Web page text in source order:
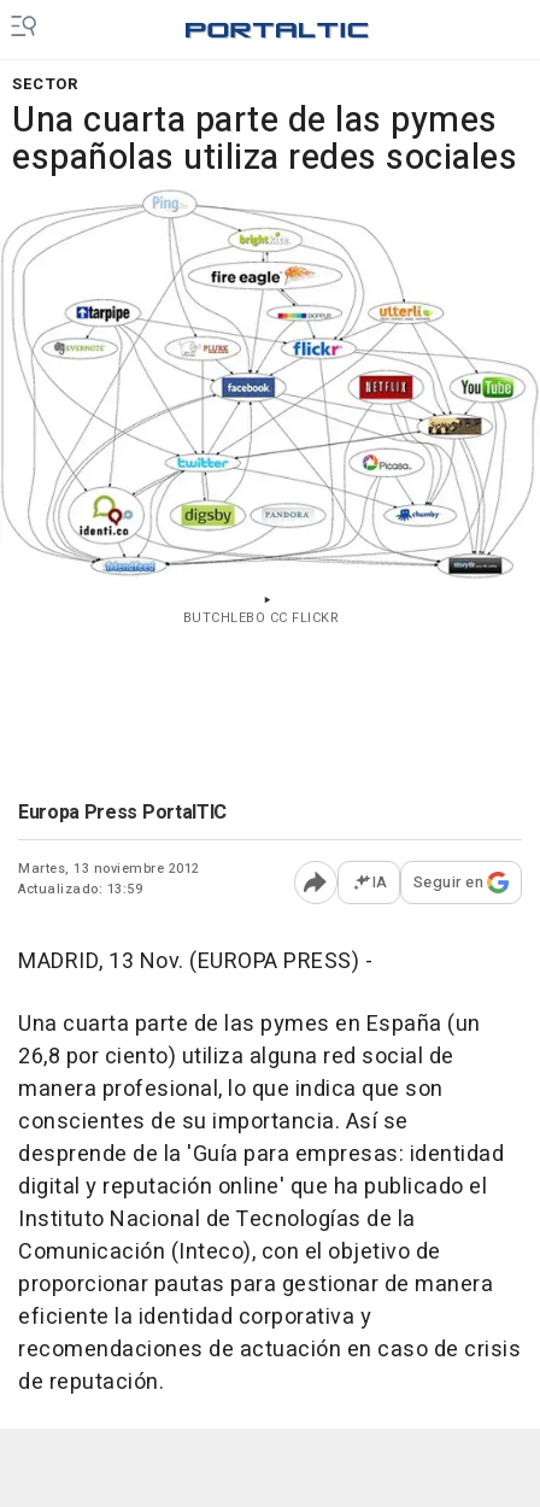
SECTOR
Una cuarta parte de las pymes
españolas utiliza redes sociales
BUTCHLEBO CC FLICKR
Europa Press PortalTIC
Martes, 13 noviembre 2012
Actualizado: 13:59
Abrir opciones para
IA Seguir en
MADRID, 13 Nov. (EUROPA PRESS) -
Una cuarta parte de las pymes en España (un
26,8 por ciento) utiliza alguna red social de
manera profesional, lo que indica que son
conscientes de su importancia. Así se
desprende de la 'Guía para empresas: identidad
digital y reputación online' que ha publicado el
Instituto Nacional de Tecnologías de la
Comunicación (Inteco), con el objetivo de
proporcionar pautas para gestionar de manera
eficiente la identidad corporativa y
recomendaciones de actuación en caso de crisis
de reputación.